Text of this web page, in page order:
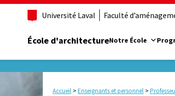
Université Laval Faculté
École d'architectureNotre École
Accueil >Enseignants et personnel >